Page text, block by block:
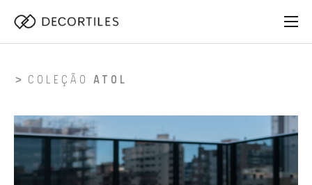
COLEÇÃO ATOL